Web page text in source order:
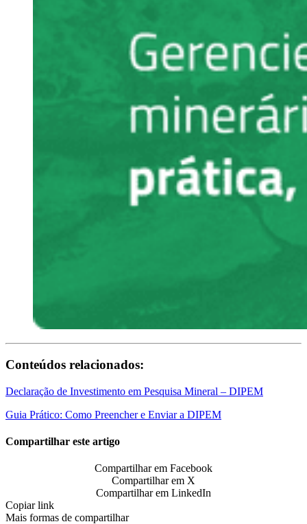
Conteúdos relacionados:
Declaração de Investimento em Pesquisa Mineral – DIPEM
Guia Prático: Como Preencher e Enviar a DIPEM
Compartilhar este artigo
Compartilhar em Facebook
Compartilhar em X
Compartilhar em LinkedIn
Copiar link
Mais formas de compartilhar